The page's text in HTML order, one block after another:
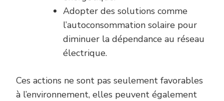
Adopter des solutions comme
l’autoconsommation solaire pour
diminuer la dépendance au réseau
électrique.
Ces actions ne sont pas seulement favorables
à l’environnement, elles peuvent également